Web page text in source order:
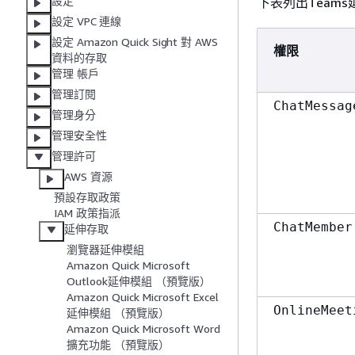
設定 VPC 連線
設定 Amazon Quick Sight 對 AWS
資料的存取
管理 帳戶
管理訂閱
管理身分
管理安全性
管理許可
AWS 資源
預設存取政策
IAM 政策指派
延伸存取
瀏覽器延伸模組
Amazon Quick Microsoft
Outlook延伸模組 （預覽版）
Amazon Quick Microsoft Excel
延伸模組 （預覽版）
Amazon Quick Microsoft Word
擴充功能 （預覽版）
權限